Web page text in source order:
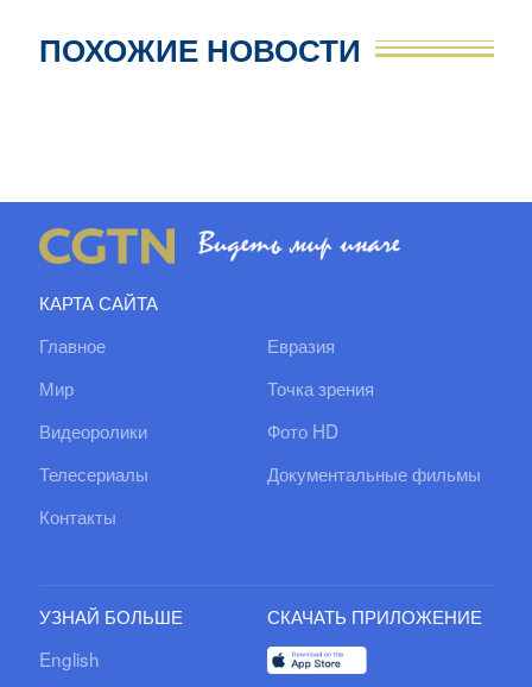
ПОХОЖИЕ НОВОСТИ
КАРТА САЙТА
Главное
Евразия
Мир
Точка зрения
Видеоролики
Фото HD
Телесериалы
Документальные фильмы
Контакты
УЗНАЙ БОЛЬШЕ
English
СКАЧАТЬ ПРИЛОЖЕНИЕ